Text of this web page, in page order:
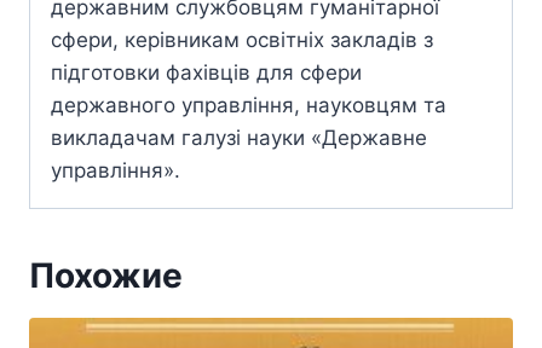
державним службовцям гуманітарної
сфери, керівникам освітніх закладів з
підготовки фахівців для сфери
державного управління, науковцям та
викладачам галузі науки «Державне
управління».
Похожие